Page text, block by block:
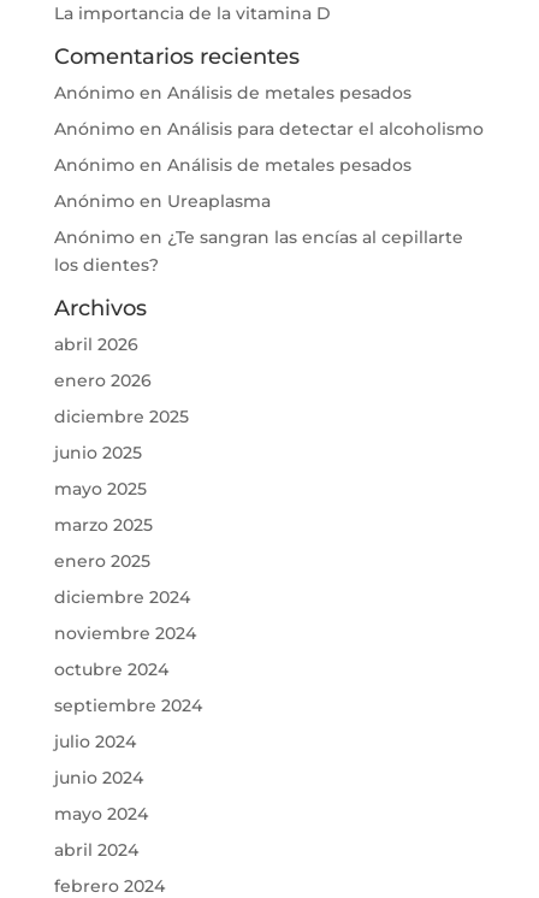
La importancia de la vitamina D
Comentarios recientes
Anónimoen Análisis de metales pesados
Anónimoen Análisis para detectar el alcoholismo
Anónimoen Análisis de metales pesados
Anónimoen Ureaplasma
Anónimoen ¿Te sangran las encías al cepillarte
los dientes?
Archivos
abril 2026
enero 2026
diciembre 2025
junio 2025
mayo 2025
marzo 2025
enero 2025
diciembre 2024
noviembre 2024
octubre 2024
septiembre 2024
julio 2024
junio 2024
mayo 2024
abril 2024
febrero 2024